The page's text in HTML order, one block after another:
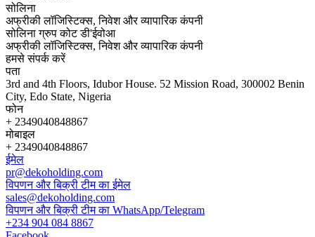
सोलिना
अफ्रीकी लॉजिस्टिक्स, निवेश और व्यापारिक कंपनी
सोलिना ग्रुप कोट डी'ईवोआ
अफ्रीकी लॉजिस्टिक्स, निवेश और व्यापारिक कंपनी
हमसे संपर्क करें
पता
3rd and 4th Floors, Idubor House. 52 Mission Road, 300002 Benin
City, Edo State, Nigeria
फोन
+ 2349040848867
मोबाइल
+ 2349040848867
ईमेल
pr@dekoholding.com
विपणन और बिक्री टीम का ईमेल
sales@dekoholding.com
विपणन और बिक्री टीम का WhatsApp/Telegram
+234 904 084 8867